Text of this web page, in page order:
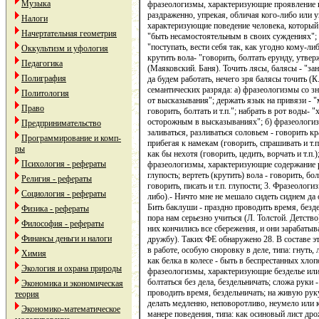
Музыка
Налоги
Начертательная геометрия
Оккультизм и уфология
Педагогика
Полиграфия
Политология
Право
Предпринимательство
Программирование и комп-
ры
Психология - рефераты
Религия - рефераты
Социология - рефераты
Физика - рефераты
Философия - рефераты
Финансы деньги и налоги
Химия
Экология и охрана природы
Экономика и экономическая
теория
Экономико-математическое
фразеологизмы, характеризующие проявление
раздраженно, упрекая, обличая кого-либо или
характеризующие поведение человека,
"быть несамостоятельным в своих суждениях";
"поступать, вести себя так, как угодно кому-
крутить вола- "говорить, болтать ерунду,
(Маяковский. Баня). Точить лясы, балясы -
да будем работать, нечего зря балясы
семантических разряда: а) фразеологизмы со
от высказывания"; держать язык на привязи -
говорить, болтать и т.п."; набрать в рот воды-
осторожным в высказываниях"; б)
заливаться, разливаться соловьем - говорить
прибегая к намекам (говорить, спрашивать и
как бы нехотя (говорить, цедить, ворчать и
фразеологизмы, характеризующие содержание
глупость; вертеть (крутить) вола - говорить,
говорить, писать и т.п. глупости; 3.
либо).- Ничто мне не мешало сидеть сиднем да
Бить баклуши - праздно проводить время,
пора нам серьезно учиться (Л. Толстой.
них кончились все сбережения, и они
дружбу). Таких ФЕ обнаружено 28. В составе
в работе, особую сноровку в деле, типа: гнуть,
как белка в колесе - быть в беспрестанных
фразеологизмы, характеризующие безделье
болтаться без дела, бездельничать; сложа
проводить время, бездельничать; на живую
делать медленно, неповоротливо, неумело
манере поведения, типа: как осиновый лист